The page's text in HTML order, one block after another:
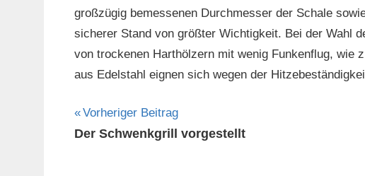
großzügig bemessenen Durchmesser der Schale
sicherer Stand von größter Wichtigkeit. Bei der Wahl
von trockenen Harthölzern mit wenig Funkenflug, wie
aus Edelstahl eignen sich wegen der
Beitragsnavigation
Vorheriger Beitrag
Der Schwenkgrill vorgestellt